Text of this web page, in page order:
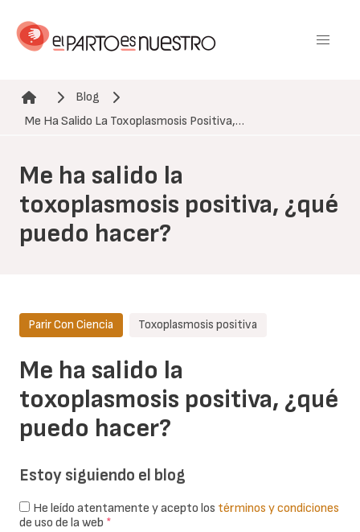
contenido
Ruta de navegación
Blog
Me Ha Salido La Toxoplasmosis Positiva,…
Me ha salido la
toxoplasmosis positiva, ¿qué
puedo hacer?
Me ha salido la
toxoplasmosis positiva, ¿qué
puedo hacer?
Parir Con Ciencia Toxoplasmosis positiva
Estoy siguiendo el blog
He leído atentamente y acepto los términos y condiciones
de uso de la web *